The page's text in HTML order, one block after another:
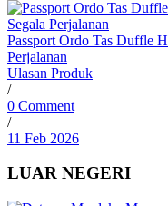
Passport Ordo Tas Duffle
Perjalanan
Ulasan Produk
/
0 Comment
/
11 Feb 2026
LUAR NEGERI